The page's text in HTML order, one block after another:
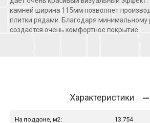
камней ширина 115мм позволяет
плитки рядами. Благодаря минимальному
создается очень комфортное покрытие.
Характеристики
На поддоне, м2: 13.754